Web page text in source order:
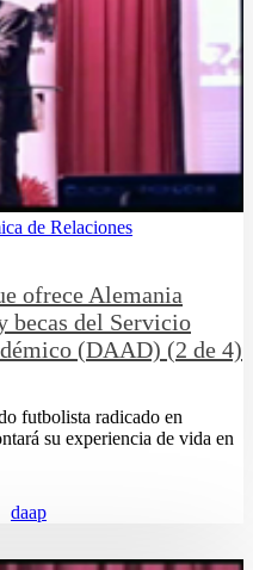
de Relaciones
ofrece Alemania
becas del Servicio
(DAAD) (2 de 4)
futbolista radicado en
su experiencia de vida en
daap